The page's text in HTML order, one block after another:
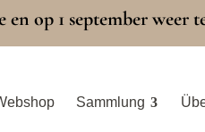
op 1 september weer
Sammlung